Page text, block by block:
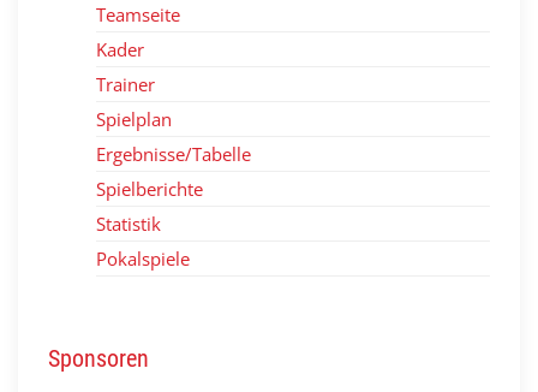
Teamseite
Kader
Trainer
Spielplan
Ergebnisse/Tabelle
Spielberichte
Statistik
Pokalspiele
Sponsoren